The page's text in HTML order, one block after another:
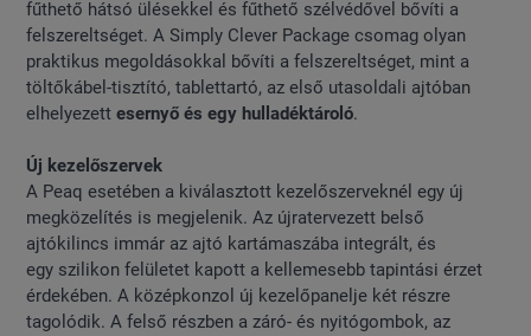
fűthető hátsó ülésekkel és fűthető szélvédővel bővíti a
felszereltséget. A Simply Clever Package csomag olyan
praktikus megoldásokkal bővíti a felszereltséget, mint a
töltőkábel-tisztító, tablettartó, az első utasoldali ajtóban
elhelyezettesernyő és egy hulladéktároló.
Új kezelőszervek
A Peaq esetében a kiválasztott kezelőszerveknél egy új
megközelítés is megjelenik. Az újratervezett belső
ajtókilincs immár az ajtó kartámaszába integrált, és
egy szilikon felületet kapott a kellemesebb tapintási érzet
érdekében. A középkonzol új kezelőpanelje két részre
tagolódik. A felső részben a záró- és nyitógombok, az